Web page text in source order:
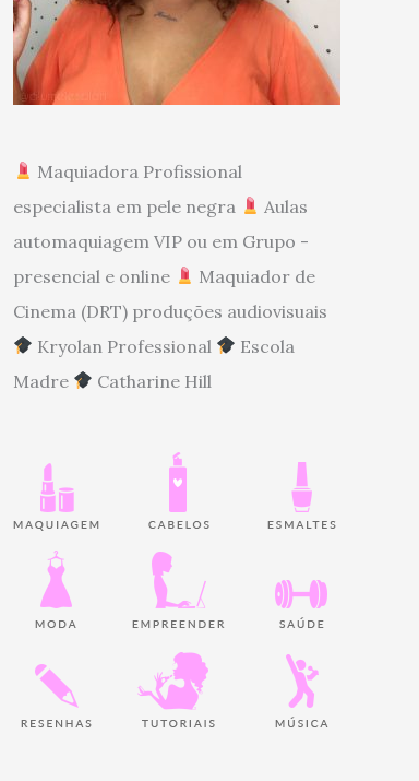
Maquiadora Profissional
especialista em pele negra
Aulas
automaquiagem VIP ou em Grupo -
presencial e online
Maquiador de
Cinema (DRT) produções audiovisuais
Kryolan Professional
Escola
Madre
Catharine Hill